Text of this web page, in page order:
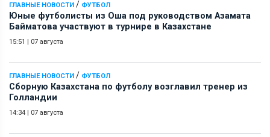
ГЛАВНЫЕ НОВОСТИ / ФУТБОЛ
Юные футболисты из Оша под руководством Азамата
Байматова участвуют в турнире в Казахстане
15:51 | 07 августа
ГЛАВНЫЕ НОВОСТИ / ФУТБОЛ
Сборную Казахстана по футболу возглавил тренер из
Голландии
14:34 | 07 августа